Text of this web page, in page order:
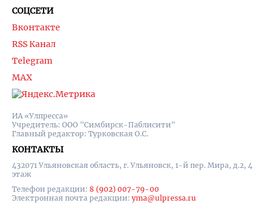
ИА «Улпресса»
Учредитель: ООО "Симбирск-Паблисити"
Главный редактор: Турковская О.С.
КОНТАКТЫ
432071 Ульяновская область, г. Ульяновск, 1-й пер. Мира, д.2, 4
этаж
Телефон редакции: 8 (902) 007-79-00
Электронная почта редакции: yma@ulpressa.ru
СОЦСЕТИ
Вконтакте
RSS Канал
Telegram
MAX